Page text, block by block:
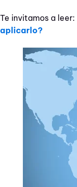
Te invitamos a leer:
aplicarlo?